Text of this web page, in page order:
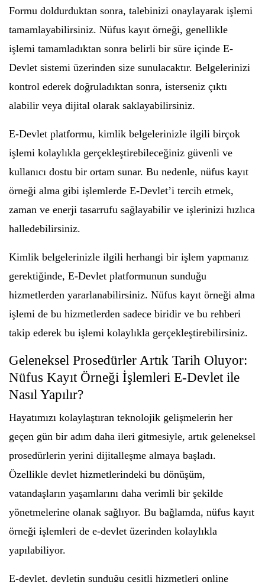
Formu doldurduktan sonra, talebinizi onaylayarak işlemi
tamamlayabilirsiniz. Nüfus kayıt örneği, genellikle
işlemi tamamladıktan sonra belirli bir süre içinde E-
Devlet sistemi üzerinden size sunulacaktır. Belgelerinizi
kontrol ederek doğruladıktan sonra, isterseniz çıktı
alabilir veya dijital olarak saklayabilirsiniz.
E-Devlet platformu, kimlik belgelerinizle ilgili birçok
işlemi kolaylıkla gerçekleştirebileceğiniz güvenli ve
kullanıcı dostu bir ortam sunar. Bu nedenle, nüfus kayıt
örneği alma gibi işlemlerde E-Devlet’i tercih etmek,
zaman ve enerji tasarrufu sağlayabilir ve işlerinizi hızlıca
halledebilirsiniz.
Kimlik belgelerinizle ilgili herhangi bir işlem yapmanız
gerektiğinde, E-Devlet platformunun sunduğu
hizmetlerden yararlanabilirsiniz. Nüfus kayıt örneği alma
işlemi de bu hizmetlerden sadece biridir ve bu rehberi
takip ederek bu işlemi kolaylıkla gerçekleştirebilirsiniz.
Geleneksel Prosedürler Artık Tarih Oluyor:
Nüfus Kayıt Örneği İşlemleri E-Devlet ile
Nasıl Yapılır?
Hayatımızı kolaylaştıran teknolojik gelişmelerin her
geçen gün bir adım daha ileri gitmesiyle, artık geleneksel
prosedürlerin yerini dijitalleşme almaya başladı.
Özellikle devlet hizmetlerindeki bu dönüşüm,
vatandaşların yaşamlarını daha verimli bir şekilde
yönetmelerine olanak sağlıyor. Bu bağlamda, nüfus kayıt
örneği işlemleri de e-devlet üzerinden kolaylıkla
yapılabiliyor.
E-devlet, devletin sunduğu çeşitli hizmetleri online